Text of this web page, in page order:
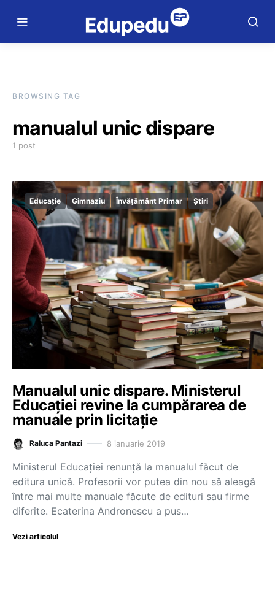
BROWSING TAG
manualul unic dispare
1 post
Educație Gimnaziu Învățământ Primar Știri
Manualul unic dispare. Ministerul
Educației revine la cumpărarea de
manuale prin licitație
Raluca Pantazi 8 ianuarie 2019
Ministerul Educației renunță la manualul făcut de
editura unică. Profesorii vor putea din nou să aleagă
între mai multe manuale făcute de edituri sau firme
diferite. Ecaterina Andronescu a pus…
Vezi articolul